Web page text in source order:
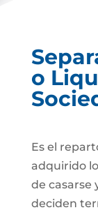
o
Es el
adquirido
de casarse
deciden